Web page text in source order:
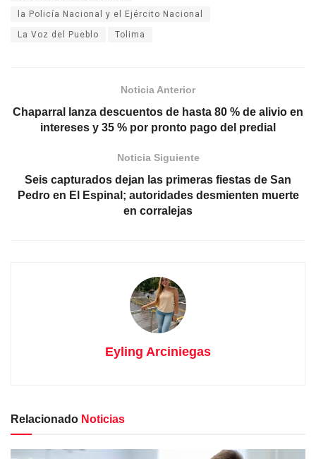
la Policía Nacional y el Ejército Nacional
La Voz del Pueblo Tolima
Noticia Anterior
Chaparral lanza descuentos de hasta 80 % de alivio en
intereses y 35 % por pronto pago del predial
Noticia Siguiente
Seis capturados dejan las primeras fiestas de San
Pedro en El Espinal; autoridades desmienten muerte
en corralejas
Eyling Arciniegas
Relacionado Noticias